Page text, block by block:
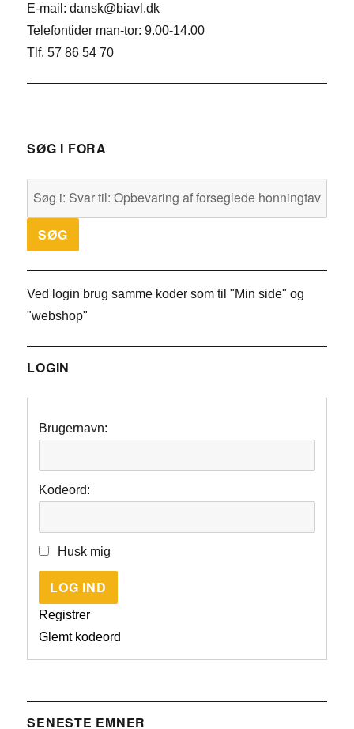
E-mail: dansk@biavl.dk
Telefontider man-tor: 9.00-14.00
Tlf. 57 86 54 70
SØG I FORA
Ved login brug samme koder som til "Min side" og
"webshop"
LOGIN
Brugernavn:
Kodeord:
Husk mig
LOG IND
Registrer
Glemt kodeord
SENESTE EMNER